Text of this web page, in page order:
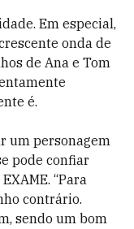
Em especial,
onda de
de Ana e Tom
é.
um personagem
pode confiar
“Para
contrário.
sendo um bom